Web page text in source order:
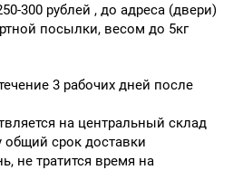
300 рублей , до адреса (двери)
посылки, весом до 5кг
3 рабочих дней после
на центральный склад
общий срок доставки
не тратится время на